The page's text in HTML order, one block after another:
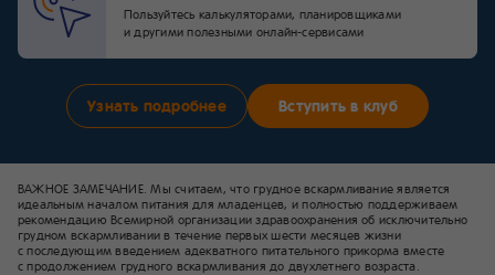
Пользуйтесь калькуляторами, планировщиками
и другими полезными онлайн-сервисами
Узнать подробнее Вступить в клуб
ВАЖНОЕ ЗАМЕЧАНИЕ. Мы считаем, что грудное вскармливание является
идеальным началом питания для младенцев, и полностью поддерживаем
рекомендацию Всемирной организации здравоохранения об исключительно
грудном вскармливании в течение первых шести месяцев жизни
с последующим введением адекватного питательного прикорма вместе
с продолжением грудного вскармливания до двухлетнего возраста.